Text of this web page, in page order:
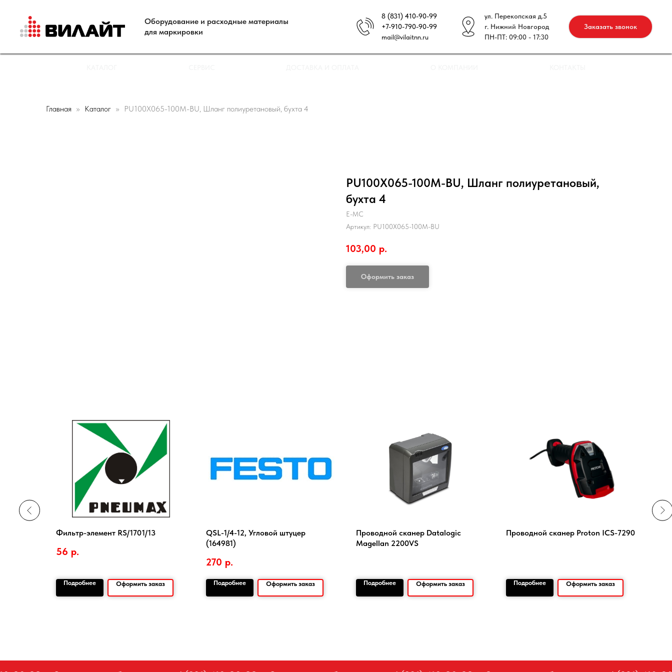
Оборудование и расходные материалы
для маркировки
8 (831) 410-90-99
+7-910-790-90-99
mail@vilaitnn.ru
ул. Перекопская д.5
г. Нижний Новгород
ПН-ПТ: 09:00 - 17:30
Заказать звонок
Главная Каталог PU100X065-100M-BU, Шланг полиуретановый, бухта 4
PU100X065-100M-BU, Шланг полиуретановый,
бухта 4
E-MC
Артикул: PU100X065-100M-BU
103,00 р.
Оформить заказ
Фильтр-элемент RS/1701/13
56 р.
Подробнее Оформить заказ
QSL-1/4-12, Угловой штуцер
(164981)
270 р.
Подробнее Оформить заказ
Проводной сканер Datalogic
Magellan 2200VS
Подробнее Оформить заказ
Проводной сканер Proton ICS-7290
Подробнее Оформить заказ